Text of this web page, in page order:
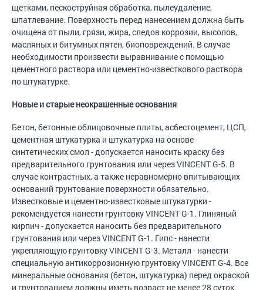
щетками, пескоструйная обработка, пылеудаление,
шпатлевание. Поверхность перед нанесением должна быть
очищена от пыли, грязи, жира, следов коррозии, высолов,
масляных и битумных пятен, биоповреждений. В случае
необходимости произвести выравнивание с помощью
цементного раствора или цементно-известкового раствора
по штукатурке.
Новые и старые неокрашенные основания
Бетон, бетонные облицовочные плиты, асбестоцемент, ЦСП,
цементная штукатурка и штукатурка на основе
синтетических смол - допускается наносить краску без
предварительного грунтования или через VINCENT G-5. В
случае контрастных, а также неравномерно впитывающих
оснований грунтование поверхности обязательно.
Известковые и цементно-известковые штукатурки -
рекомендуется нанести грунтовку VINCENT G-1. Глиняный
кирпич - допускается наносить без предварительного
грунтования или через VINCENT G-1. Гипс - нанести
укрепляющую грунтовку VINCENT G-3. Металл - нанести
специальную антикоррозионную грунтовку VINCENT G-4. Все
минеральные основания (бетон, штукатурка) перед окраской
и грунтованием должны иметь возраст не менее 28 суток.